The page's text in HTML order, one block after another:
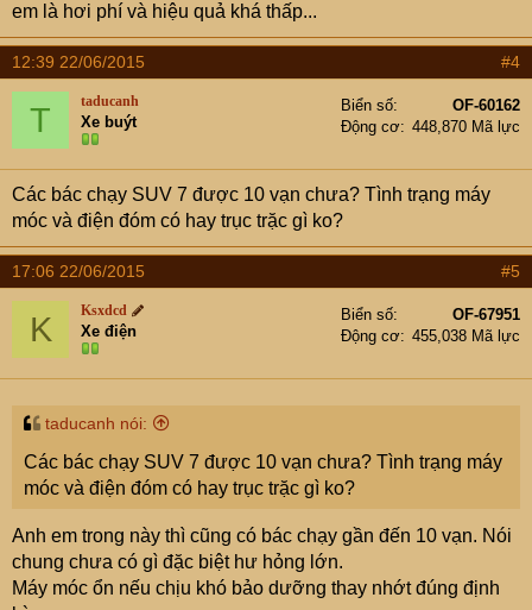
em là hơi phí và hiệu quả khá thấp...
12:39 22/06/2015 #4
T taducanh
Xe buýt
Biển số
OF-60162
Động cơ
448,870 Mã lực
Các bác chạy SUV 7 được 10 vạn chưa? Tình trạng máy
móc và điện đóm có hay trục trặc gì ko?
17:06 22/06/2015 #5
K Ksxdcd
Xe điện
Biển số
OF-67951
Động cơ
455,038 Mã lực
taducanh nói:
Các bác chạy SUV 7 được 10 vạn chưa? Tình trạng máy
móc và điện đóm có hay trục trặc gì ko?
Anh em trong này thì cũng có bác chạy gần đến 10 vạn. Nói
chung chưa có gì đặc biệt hư hỏng lớn.
Máy móc ổn nếu chịu khó bảo dưỡng thay nhớt đúng định